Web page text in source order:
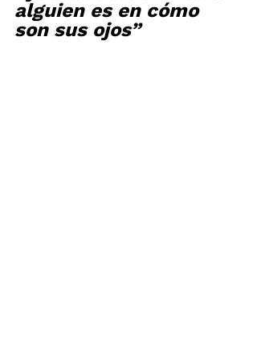
alguien es en cómo
son sus ojos”